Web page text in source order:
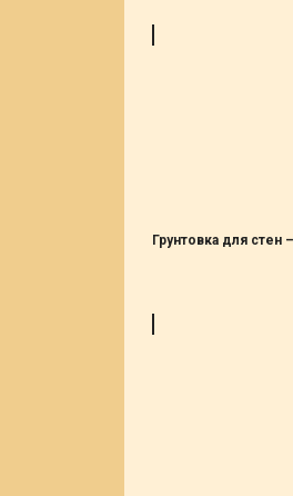
Грунтовка для стен